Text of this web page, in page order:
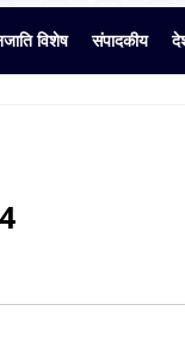
विशेष संपादकीय